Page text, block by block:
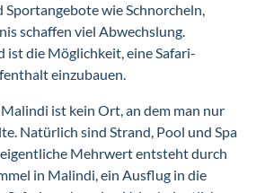
Sportangebote wie Schnorcheln,
schaffen viel Abwechslung.
ist die Möglichkeit, eine Safari-
einzubauen.
Malindi ist kein Ort, an dem man nur
Natürlich sind Strand, Pool und Spa
Mehrwert entsteht durch
in Malindi, ein Ausflug in die